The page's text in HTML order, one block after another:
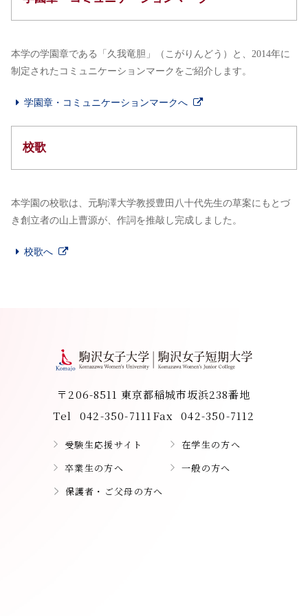
本学の学園章である「久我竜胆」（こがりんどう）と、2014年に
制定されたコミュニケーションマークをご紹介します。
学園章・コミュニケーションマークへ
校歌
本学園の校歌は、元駒澤大学教授豊田八十代先生の草案にもとづ
き創立者の山上曹源が、作詞を推敲し完成しました。
校歌へ
〒206-8511 東京都稲城市坂浜238番地
Tel
042-350-7111 Fax 042-350-7112
受験生応援サイト
在学生の方へ
卒業生の方へ
一般の方へ
保護者・ご父母の方へ